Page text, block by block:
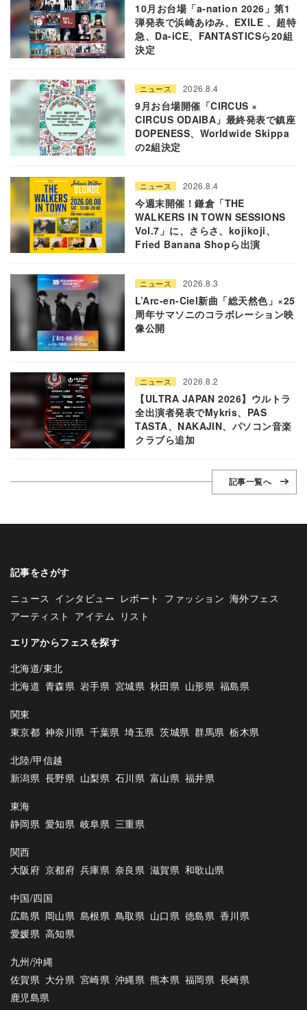
10月お台場「a-nation 2026」第1
弾発表で浜崎あゆみ、EXILE 、超特
急、Da-iCE、FANTASTICSら20組
決定
ニュース 2026.8.4
9月お台場開催「CIRCUS ×
CIRCUS ODAIBA」最終発表で鎮座
DOPENESS、Worldwide Skippa
の2組決定
ニュース 2026.8.4
今週末開催！鎌倉「THE
WALKERS IN TOWN SESSIONS
Vol.7」に、さらさ、kojikoji、
Fried Banana Shopら出演
ニュース 2026.8.3
L’Arc-en-Ciel新曲「総天然色」×25
周年サマソニのコラボレーション映
像公開
ニュース 2026.8.2
【ULTRA JAPAN 2026】ウルトラ
全出演者発表でMykris、PAS
TASTA、NAKAJIN、パソコン音楽
クラブら追加
記事一覧へ
記事をさがす
ニュース インタビュー レポート ファッション 海外フェス
アーティスト アイテム
リスト
エリアからフェスを探す
北海道/東北
北海道 青森県 岩手県 宮城県 秋田県 山形県 福島県
関東
東京都 神奈川県 千葉県 埼玉県 茨城県 群馬県 栃木県
北陸/甲信越
新潟県 長野県 山梨県 石川県 富山県 福井県
東海
静岡県 愛知県 岐阜県 三重県
関西
大阪府 京都府 兵庫県 奈良県 滋賀県 和歌山県
中国/四国
広島県 岡山県 島根県 鳥取県 山口県 徳島県 香川県
愛媛県 高知県
九州/沖縄
佐賀県 大分県 宮崎県 沖縄県 熊本県 福岡県 長崎県
鹿児島県